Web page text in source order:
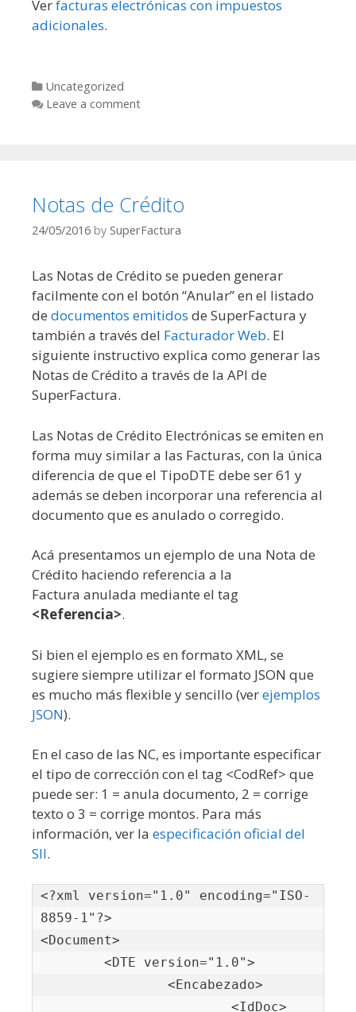
Verfacturas electrónicas con impuestos
adicionales.
Categories
Uncategorized
Leave a comment
Notas de Crédito
24/05/2016 by SuperFactura
Las Notas de Crédito se pueden generar
facilmente con el botón “Anular” en el listado
de documentos emitidos de SuperFactura y
también a través del Facturador Web. El
siguiente instructivo explica como generar las
Notas de Crédito a través de la API de
SuperFactura.
Las Notas de Crédito Electrónicas se emiten en
forma muy similar a las Facturas, con la única
diferencia de que el TipoDTE debe ser 61 y
además se deben incorporar una referencia al
documento que es anulado o corregido.
Acá presentamos un ejemplo de una Nota de
Crédito haciendo referencia a la
Factura anulada mediante el tag
<Referencia>.
Si bien el ejemplo es en formato XML, se
sugiere siempre utilizar el formato JSON que
es mucho más flexible y sencillo (verejemplos
JSON).
En el caso de las NC, es importante especificar
el tipo de corrección con el tag <CodRef> que
puede ser: 1 = anula documento, 2 = corrige
texto o 3 = corrige montos. Para más
información, ver la especificación oficial del
SII.
<?xml version="1.0" encoding="ISO-
8859-1"?>
<Document>